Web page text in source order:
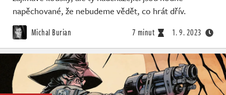
napěchované, že nebudeme vědět, co hrát dřív.
Michal Burian 7 minut 1. 9. 2023